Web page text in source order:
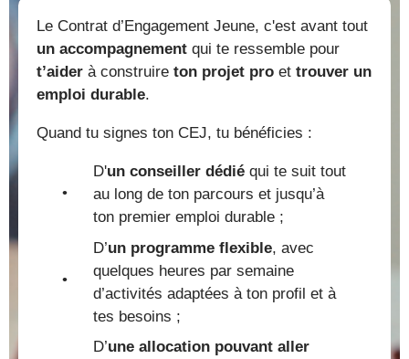
Le Contrat d’Engagement Jeune, c'est avant tout
un accompagnement qui te ressemble pour
t’aider à construire ton projet pro et trouver un
emploi durable.
Quand tu signes ton CEJ, tu bénéficies :
D'un conseiller dédiéqui te suit tout
au long de ton parcours et jusqu’à
ton premier emploi durable ;
D’un programme flexible, avec
quelques heures par semaine
d’activités adaptées à ton profil et à
tes besoins ;
D’une allocation pouvant aller